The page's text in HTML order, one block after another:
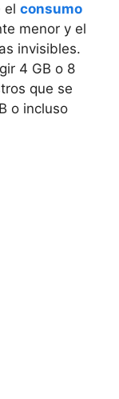
el consumo
menor y el
invisibles.
4 GB o 8
que se
o incluso